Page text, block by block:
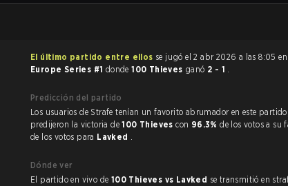
El último partido entre ellos se jugó el 2 abr 2026 a las 8:05 en
Europe Series #1 donde100 Thieves ganó 2 - 1 .
Predicción del partido
Los usuarios de Strafe tenían un favorito abrumador en este partido, y
predijeron la victoria de100 Thievescon 96.3%de los votos a su
de los votos para Lavked .
Dónde ver
El partido en vivo de 100 Thieves vs Lavked se transmitió en